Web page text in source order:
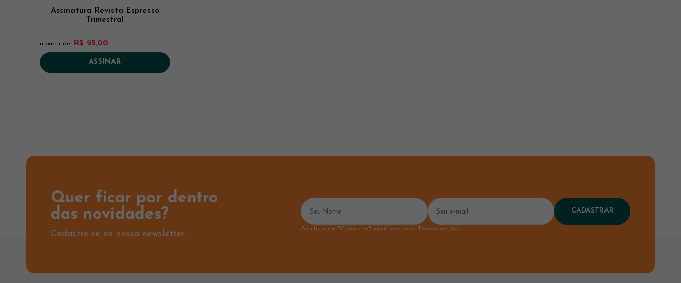
Assinatura Revista Espresso
Trimestral
a partir de: R$ 25,00
ASSINAR
Quer ficar por dentro
das novidades?
Cadastre-se na nossa newsletter.
CADASTRAR
Ao clicar em "Cadastrar" você aceita os Termos de Uso.